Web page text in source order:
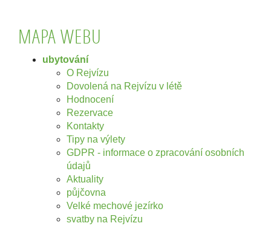
MAPA WEBU
ubytování
O Rejvízu
Dovolená na Rejvízu v létě
Hodnocení
Rezervace
Kontakty
Tipy na výlety
GDPR - informace o zpracování osobních
údajů
Aktuality
půjčovna
Velké mechové jezírko
svatby na Rejvízu